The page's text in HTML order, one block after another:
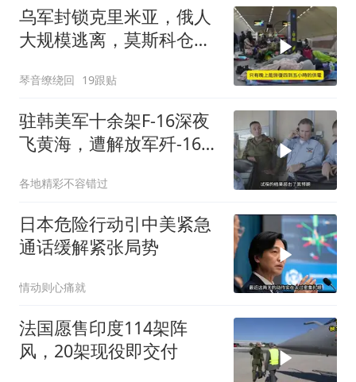
乌军封锁克里米亚，俄人
大规模逃离，莫斯科仓库
琴音缭绕回 19跟贴
驻韩美军十余架F-16深夜
飞黄海，遭解放军歼-16驱
各地精彩不容错过
日本危险行动引中美紧急
通话缓解紧张局势
情动则心痛就
法国愿售印度114架阵
风，20架现役即交付